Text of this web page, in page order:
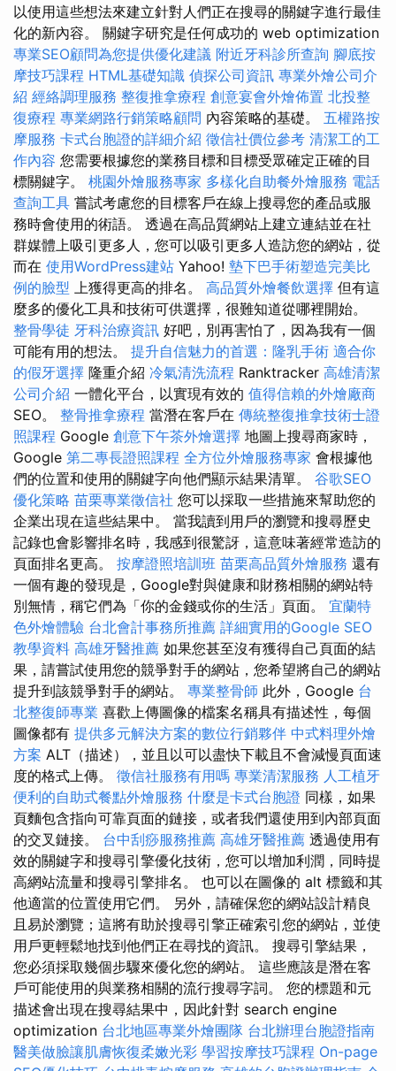
以使用這些想法來建立針對人們正在搜尋的關鍵字進行最佳
化的新內容。 關鍵字研究是任何成功的 web optimization
專業SEO顧問為您提供優化建議 附近牙科診所查詢 腳底按
摩技巧課程 HTML基礎知識 偵探公司資訊 專業外燴公司介
紹 經絡調理服務 整復推拿療程 創意宴會外燴佈置 北投整
復療程 專業網路行銷策略顧問 內容策略的基礎。 五權路按
摩服務 卡式台胞證的詳細介紹 徵信社價位參考 清潔工的工
作內容 您需要根據您的業務目標和目標受眾確定正確的目
標關鍵字。 桃園外燴服務專家 多樣化自助餐外燴服務 電話
查詢工具 嘗試考慮您的目標客戶在線上搜尋您的產品或服
務時會使用的術語。 透過在高品質網站上建立連結並在社
群媒體上吸引更多人，您可以吸引更多人造訪您的網站，從
而在 使用WordPress建站 Yahoo! 墊下巴手術塑造完美比
例的臉型 上獲得更高的排名。 高品質外燴餐飲選擇 但有這
麼多的優化工具和技術可供選擇，很難知道從哪裡開始。
整骨學徒 牙科治療資訊 好吧，別再害怕了，因為我有一個
可能有用的想法。 提升自信魅力的首選：隆乳手術 適合你
的假牙選擇 隆重介紹 冷氣清洗流程 Ranktracker 高雄清潔
公司介紹 一體化平台，以實現有效的 值得信賴的外燴廠商
SEO。 整骨推拿療程 當潛在客戶在 傳統整復推拿技術士證
照課程 Google 創意下午茶外燴選擇 地圖上搜尋商家時，
Google 第二專長證照課程 全方位外燴服務專家 會根據他
們的位置和使用的關鍵字向他們顯示結果清單。 谷歌SEO
優化策略 苗栗專業徵信社 您可以採取一些措施來幫助您的
企業出現在這些結果中。 當我讀到用戶的瀏覽和搜尋歷史
記錄也會影響排名時，我感到很驚訝，這意味著經常造訪的
頁面排名更高。 按摩證照培訓班 苗栗高品質外燴服務 還有
一個有趣的發現是，Google對與健康和財務相關的網站特
別無情，稱它們為「你的金錢或你的生活」頁面。 宜蘭特
色外燴體驗 台北會計事務所推薦 詳細實用的Google SEO
教學資料 高雄牙醫推薦 如果您甚至沒有獲得自己頁面的結
果，請嘗試使用您的競爭對手的網站，您希望將自己的網站
提升到該競爭對手的網站。 專業整骨師 此外，Google 台
北整復師專業 喜歡上傳圖像的檔案名稱具有描述性，每個
圖像都有 提供多元解決方案的數位行銷夥伴 中式料理外燴
方案 ALT（描述），並且以可以盡快下載且不會減慢頁面速
度的格式上傳。 徵信社服務有用嗎 專業清潔服務 人工植牙
便利的自助式餐點外燴服務 什麼是卡式台胞證 同樣，如果
頁麵包含指向可靠頁面的鏈接，或者我們還使用到內部頁面
的交叉鏈接。 台中刮痧服務推薦 高雄牙醫推薦 透過使用有
效的關鍵字和搜尋引擎優化技術，您可以增加利潤，同時提
高網站流量和搜尋引擎排名。 也可以在圖像的 alt 標籤和其
他適當的位置使用它們。 另外，請確保您的網站設計精良
且易於瀏覽；這將有助於搜尋引擎正確索引您的網站，並使
用戶更輕鬆地找到他們正在尋找的資訊。 搜尋引擎結果，
您必須採取幾個步驟來優化您的網站。 這些應該是潛在客
戶可能使用的與業務相關的流行搜尋字詞。 您的標題和元
描述會出現在搜尋結果中，因此針對 search engine
optimization 台北地區專業外燴團隊 台北辦理台胞證指南
醫美做臉讓肌膚恢復柔嫩光彩 學習按摩技巧課程 On-page